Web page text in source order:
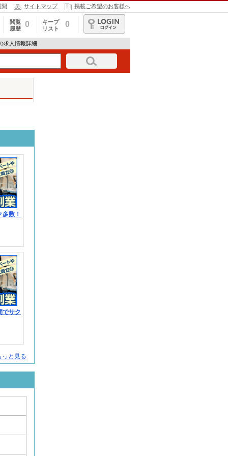
問 サイトマップ 掲載ご希望のお客様へ
閲覧
履歴
0
キープ
リスト
0
ログイン
求人情報詳細
数！
でサク
と見る